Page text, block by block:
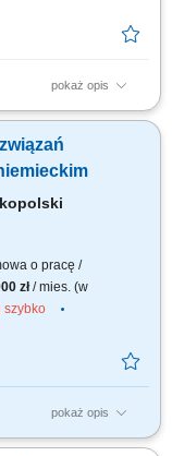
pokaż opis
i rozwijanie
ofert oraz
klientów i
o pracę /
zł/ mies. (w
szybko
pokaż opis
na realizację celów